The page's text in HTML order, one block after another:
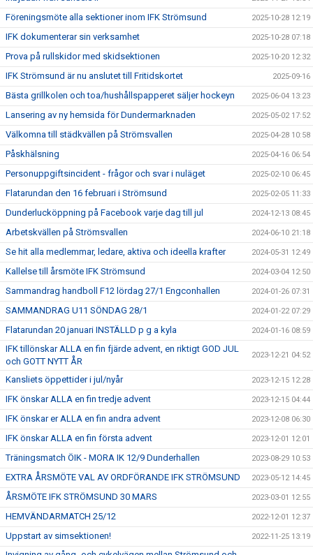
Föreningsmöte alla sektioner inom IFK Strömsund 2025-10-28 12:19
IFK dokumenterar sin verksamhet 2025-10-28 07:18
Prova på rullskidor med skidsektionen 2025-10-20 12:32
IFK Strömsund är nu anslutet till Fritidskortet 2025-09-16
Bästa grillkolen och toa/hushållspapperet säljer hockeyn 2025-06-04 13:23
Lansering av ny hemsida för Dundermarknaden 2025-05-02 17:52
Välkomna till städkvällen på Strömsvallen 2025-04-28 10:58
Påskhälsning 2025-04-16 06:54
Personuppgiftsincident - frågor och svar i nuläget 2025-02-10 06:45
Flatarundan den 16 februari i Strömsund 2025-02-05 11:33
Dunderlucköppning på Facebook varje dag till jul 2024-12-13 08:45
Arbetskvällen på Strömsvallen 2024-06-10 21:18
Se hit alla medlemmar, ledare, aktiva och ideella krafter 2024-05-31 12:49
Kallelse till årsmöte IFK Strömsund 2024-03-04 12:50
Sammandrag handboll F12 lördag 27/1 Engconhallen 2024-01-26 07:31
SAMMANDRAG U11 SÖNDAG 28/1 2024-01-22 07:29
Flatarundan 20 januari INSTÄLLD p g a kyla 2024-01-16 08:59
IFK tillönskar ALLA en fin fjärde advent, en riktigt GOD JUL
och GOTT NYTT ÅR
2023-12-21 04:52
Kansliets öppettider i jul/nyår 2023-12-15 12:28
IFK önskar ALLA en fin tredje advent 2023-12-15 04:44
IFK önskar er ALLA en fin andra advent 2023-12-08 06:30
IFK önskar ALLA en fin första advent 2023-12-01 12:01
Träningsmatch ÖIK - MORA IK 12/9 Dunderhallen 2023-08-29 10:53
EXTRA ÅRSMÖTE VAL AV ORDFÖRANDE IFK STRÖMSUND 2023-05-12 14:45
ÅRSMÖTE IFK STRÖMSUND 30 MARS 2023-03-01 12:55
HEMVÄNDARMATCH 25/12 2022-12-01 12:37
Uppstart av simsektionen! 2022-11-25 13:19